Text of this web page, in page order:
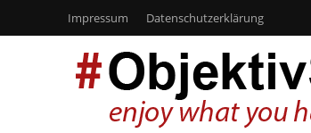
Impressum Datenschutzerklärung